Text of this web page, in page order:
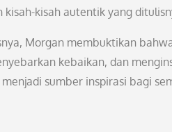
kisah autentik yang
Morgan membuktikan
kebaikan, dan
sumber inspirasi bagi